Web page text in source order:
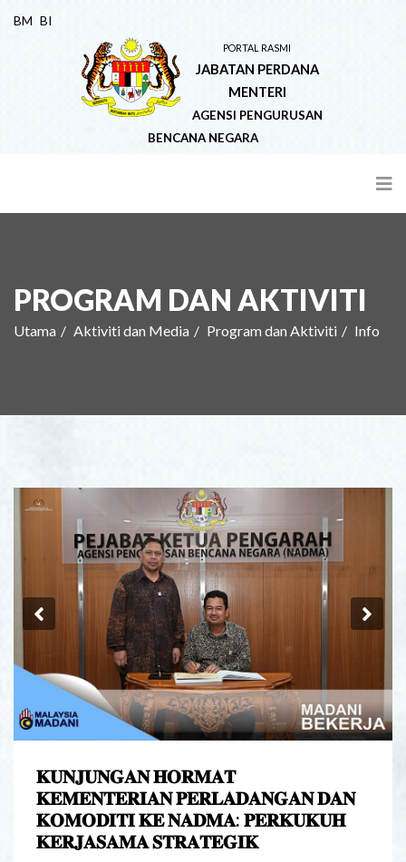
BM BI
PORTAL RASMI
JABATAN PERDANA
MENTERI
AGENSI PENGURUSAN
BENCANA NEGARA
PROGRAM DAN AKTIVITI
Utama Aktiviti dan Media Program dan Aktiviti Info
Previous
𝐊𝐔𝐍𝐉𝐔𝐍𝐆𝐀𝐍 𝐇𝐎𝐑𝐌𝐀𝐓
𝐊𝐄𝐌𝐄𝐍𝐓𝐄𝐑𝐈𝐀𝐍 𝐏𝐄𝐑𝐋𝐀𝐃𝐀𝐍𝐆𝐀𝐍 𝐃𝐀𝐍
𝐊𝐎𝐌𝐎𝐃𝐈𝐓𝐈 𝐊𝐄 𝐍𝐀𝐃𝐌𝐀: 𝐏𝐄𝐑𝐊𝐔𝐊𝐔𝐇
𝐊𝐄𝐑𝐉𝐀𝐒𝐀𝐌𝐀 𝐒𝐓𝐑𝐀𝐓𝐄𝐆𝐈𝐊